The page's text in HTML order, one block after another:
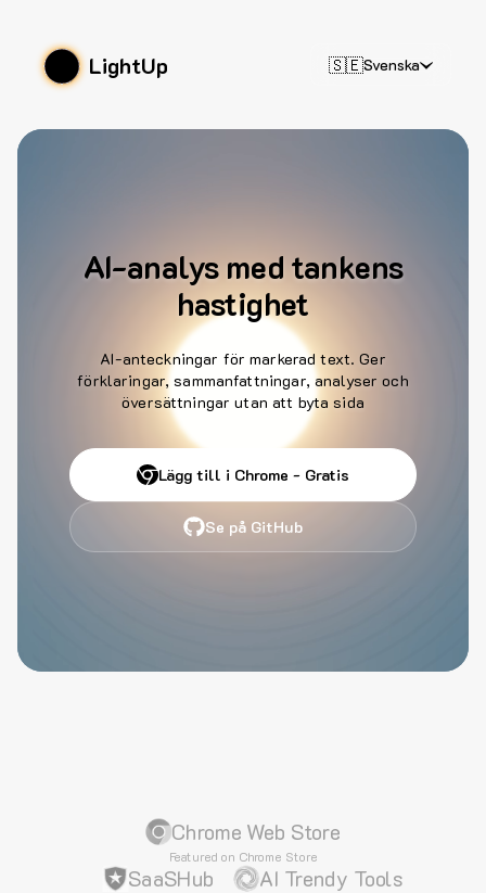
LightUp 🇸🇪Svenska
AI-analys med tankens
hastighet
AI-anteckningar för markerad text. Ger
förklaringar, sammanfattningar, analyser och
översättningar utan att byta sida
Lägg till i Chrome - Gratis
Se på GitHub
Chrome Web Store
Featured on Chrome Store
SaaSHub AI Trendy Tools